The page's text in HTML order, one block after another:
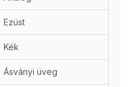
Ezüst
Kék
Ásványi üveg